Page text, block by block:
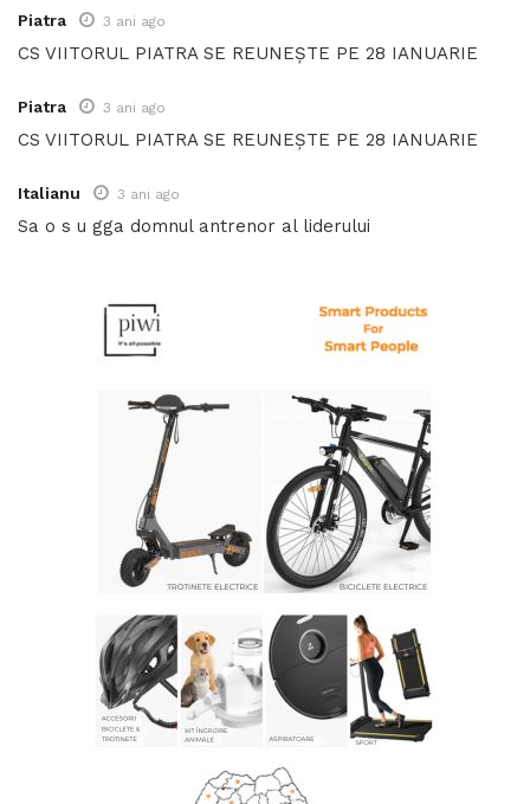
Piatra 3 ani ago
CS VIITORUL PIATRA SE REUNEȘTE PE 28 IANUARIE
Piatra 3 ani ago
CS VIITORUL PIATRA SE REUNEȘTE PE 28 IANUARIE
Italianu 3 ani ago
Sa o s u gga domnul antrenor al liderului